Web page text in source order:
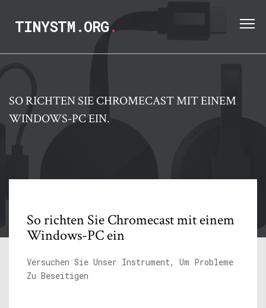
TINYSTM.ORG.
SO RICHTEN SIE CHROMECAST MIT EINEM
WINDOWS-PC EIN.
So richten Sie Chromecast mit einem
Windows-PC ein
Versuchen Sie Unser Instrument, Um Probleme
Zu Beseitigen